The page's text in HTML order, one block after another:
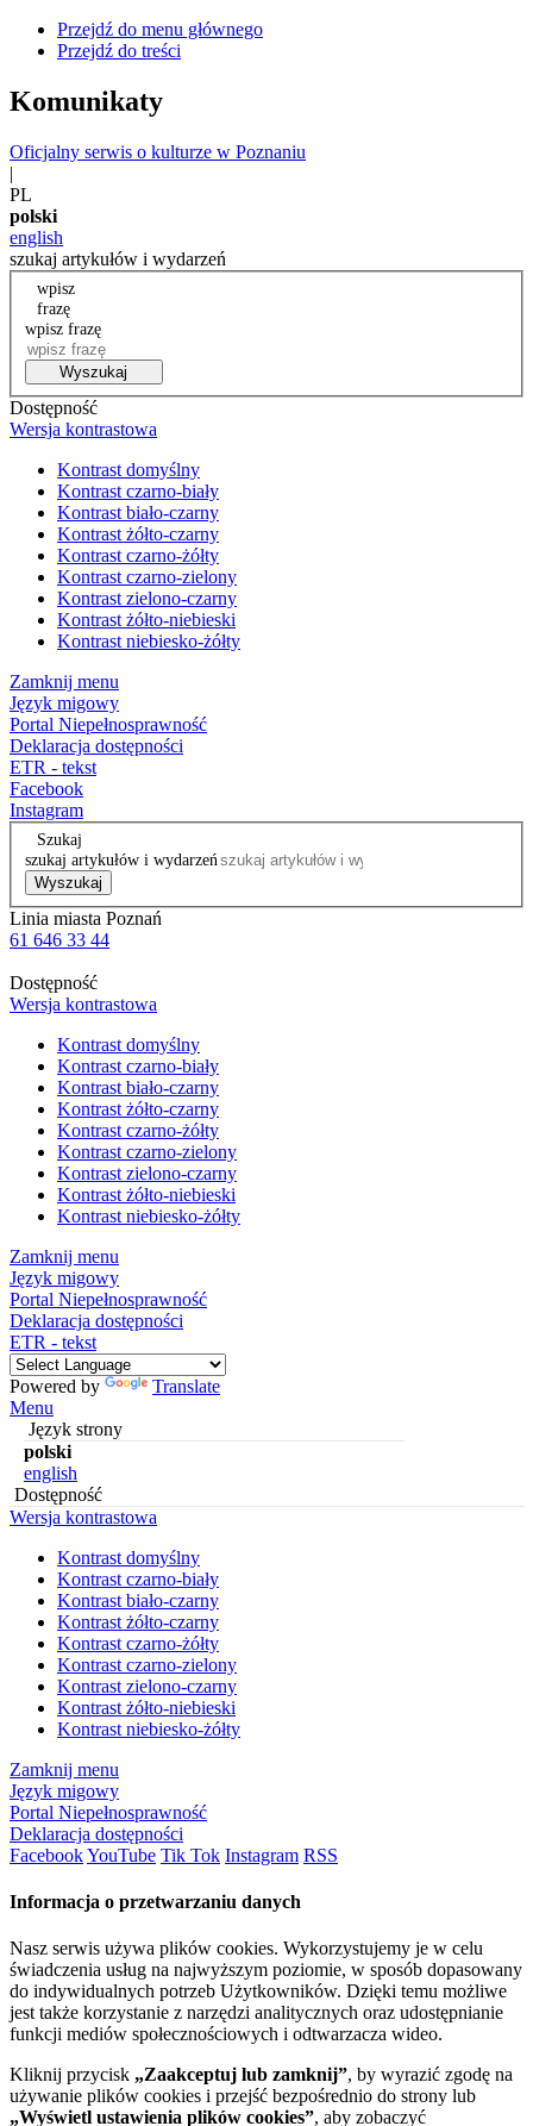
Przejdź do menu głównego
Przejdź do treści
Komunikaty
Oficjalny serwis o kulturze w Poznaniu
|
PL
polski
english
szukaj artykułów i wydarzeń
wpisz
frazę
wpisz frazę
Wyszukaj
Dostępność
Wersja kontrastowa
Kontrast domyślny
Kontrast czarno-biały
Kontrast biało-czarny
Kontrast żółto-czarny
Kontrast czarno-żółty
Kontrast czarno-zielony
Kontrast zielono-czarny
Kontrast żółto-niebieski
Kontrast niebiesko-żółty
Zamknij menu
Język migowy
Portal Niepełnosprawność
Deklaracja dostępności
ETR - tekst
Facebook
Instagram
Szukaj
szukaj artykułów i wydarzeń
Wyszukaj
Linia miasta Poznań
61 646 33 44
Dostępność
Wersja kontrastowa
Kontrast domyślny
Kontrast czarno-biały
Kontrast biało-czarny
Kontrast żółto-czarny
Kontrast czarno-żółty
Kontrast czarno-zielony
Kontrast zielono-czarny
Kontrast żółto-niebieski
Kontrast niebiesko-żółty
Zamknij menu
Język migowy
Portal Niepełnosprawność
Deklaracja dostępności
ETR - tekst
Powered by
Translate
Menu
Język strony
polski
english
Dostępność
Wersja kontrastowa
Kontrast domyślny
Kontrast czarno-biały
Kontrast biało-czarny
Kontrast żółto-czarny
Kontrast czarno-żółty
Kontrast czarno-zielony
Kontrast zielono-czarny
Kontrast żółto-niebieski
Kontrast niebiesko-żółty
Zamknij menu
Język migowy
Portal Niepełnosprawność
Deklaracja dostępności
FacebookYouTube Tik Tok Instagram RSS
Informacja o przetwarzaniu danych
Nasz serwis używa plików cookies. Wykorzystujemy je w celu
świadczenia usług na najwyższym poziomie, w sposób dopasowany
do indywidualnych potrzeb Użytkowników. Dzięki temu możliwe
jest także korzystanie z narzędzi analitycznych oraz udostępnianie
funkcji mediów społecznościowych i odtwarzacza wideo.
Kliknij przycisk „Zaakceptuj lub zamknij”, by wyrazić zgodę na
używanie plików cookies i przejść bezpośrednio do strony lub
„Wyświetl ustawienia plików cookies”, aby zobaczyć